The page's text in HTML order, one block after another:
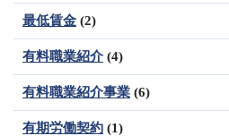
最低賃金 (2)
有料職業紹介(4)
有料職業紹介事業 (6)
有期労働契約 (1)